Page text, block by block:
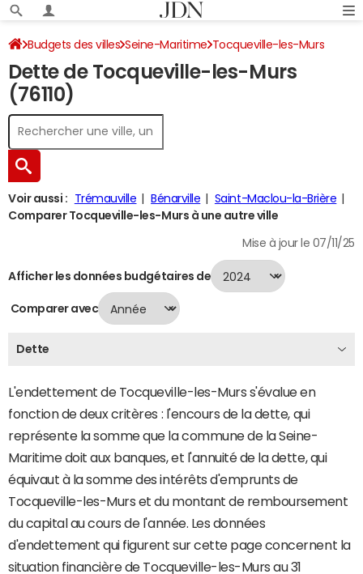
Budgets des villes Seine-Maritime Tocqueville-les-Murs
Dette au 31/12/2024
Dette de Tocqueville-les-Murs
(76110)
Voir aussi : Trémauville Bénarville
Saint-Maclou-la-Brière
Comparer Tocqueville-les-Murs à une autre ville
Mise à jour le 07/11/25
Afficher les données budgétaires de
Comparer avec
Dette
L'endettement de Tocqueville-les-Murs s'évalue en
fonction de deux critères : l'encours de la dette, qui
représente la somme que la commune de la Seine-
Maritime doit aux banques, et l'annuité de la dette, qui
équivaut à la somme des intérêts d'emprunts de
Tocqueville-les-Murs et du montant de remboursement
du capital au cours de l'année. Les données
d'endettement qui figurent sur cette page concernent la
situation financière de Tocqueville-les-Murs au 31